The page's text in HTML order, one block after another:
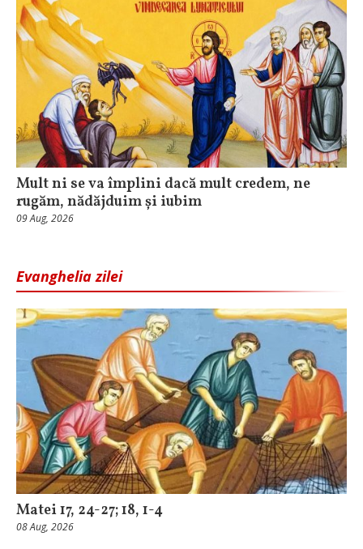
Mult ni se va împlini dacă mult credem, ne
rugăm, nădăjduim și iubim
09 Aug, 2026
Evanghelia zilei
Matei 17, 24-27; 18, 1-4
08 Aug, 2026